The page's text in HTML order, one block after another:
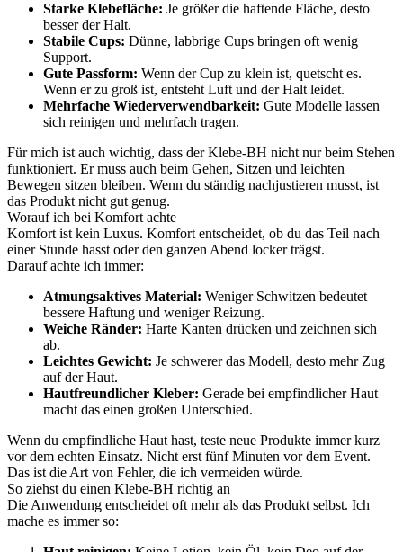
Starke Klebefläche: Je größer die haftende Fläche, desto
besser der Halt.
Stabile Cups: Dünne, labbrige Cups bringen oft wenig
Support.
Gute Passform: Wenn der Cup zu klein ist, quetscht es.
Wenn er zu groß ist, entsteht Luft und der Halt leidet.
Mehrfache Wiederverwendbarkeit: Gute Modelle lassen
sich reinigen und mehrfach tragen.
Für mich ist auch wichtig, dass der Klebe-BH nicht nur beim Stehen
funktioniert. Er muss auch beim Gehen, Sitzen und leichten
Bewegen sitzen bleiben. Wenn du ständig nachjustieren musst, ist
das Produkt nicht gut genug.
Worauf ich bei Komfort achte
Komfort ist kein Luxus. Komfort entscheidet, ob du das Teil nach
einer Stunde hasst oder den ganzen Abend locker trägst.
Darauf achte ich immer:
Atmungsaktives Material: Weniger Schwitzen bedeutet
bessere Haftung und weniger Reizung.
Weiche Ränder: Harte Kanten drücken und zeichnen sich
ab.
Leichtes Gewicht: Je schwerer das Modell, desto mehr Zug
auf der Haut.
Hautfreundlicher Kleber: Gerade bei empfindlicher Haut
macht das einen großen Unterschied.
Wenn du empfindliche Haut hast, teste neue Produkte immer kurz
vor dem echten Einsatz. Nicht erst fünf Minuten vor dem Event.
Das ist die Art von Fehler, die ich vermeiden würde.
So ziehst du einen Klebe-BH richtig an
Die Anwendung entscheidet oft mehr als das Produkt selbst. Ich
mache es immer so: